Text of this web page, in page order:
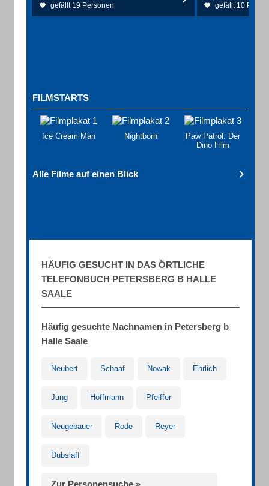
gefällt 19 Personen gefällt 10
FILMSTARTS
Ice Cream Man Nightborn
Paw Patrol: Der
Dino Film
Alle Filme auf einen Blick
HÄUFIG GESUCHT IN DAS ÖRTLICHE
TELEFONBUCH PETERSBERG B HALLE
SAALE
Häufig gesuchte Nachnamen in Petersberg b
Halle Saale
Neubert Schaaf Nowak Ehrlich
Jung Hoffmann Pfeiffer
Neugebauer Rode Reyer
Dubslaff
Zur Personensuche »